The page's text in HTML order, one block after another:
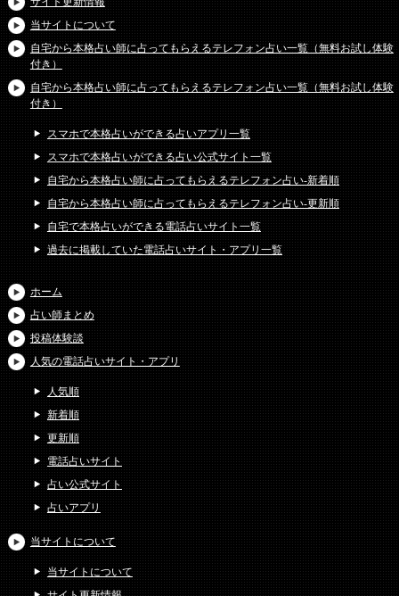
当サイトについて
自宅から本格占い師に占ってもらえるテレフォン占い一覧（無料お試し体験
付き）
自宅から本格占い師に占ってもらえるテレフォン占い一覧（無料お試し体験
付き）
スマホで本格占いができる占いアプリ一覧
スマホで本格占いができる占い公式サイト一覧
自宅から本格占い師に占ってもらえるテレフォン占い-新着順
自宅から本格占い師に占ってもらえるテレフォン占い-更新順
自宅で本格占いができる電話占いサイト一覧
過去に掲載していた電話占いサイト・アプリ一覧
ホーム
占い師まとめ
投稿体験談
人気の電話占いサイト・アプリ
人気順
新着順
更新順
電話占いサイト
占い公式サイト
占いアプリ
当サイトについて
当サイトについて